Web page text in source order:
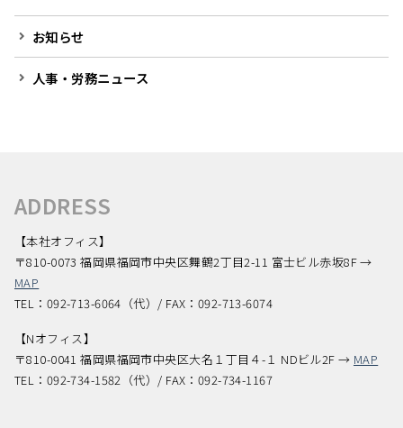
お知らせ
人事・労務ニュース
ADDRESS
【本社オフィス】
〒810-0073 福岡県福岡市中央区舞鶴2丁目2-11 富士ビル赤坂8F →
MAP
TEL：092-713-6064（代）/ FAX：092-713-6074
【Nオフィス】
〒810-0041 福岡県福岡市中央区大名１丁目４-１ NDビル2F → MAP
TEL：092-734-1582（代）/ FAX：092-734-1167